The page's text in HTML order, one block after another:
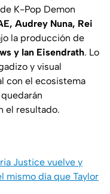
K-Pop Demon
Audrey Nuna, Rei
la producción de
y Ian Eisendrath. Lo
y visual
con el ecosistema
el resultado.
Justice vuelve y
mismo día que Taylor